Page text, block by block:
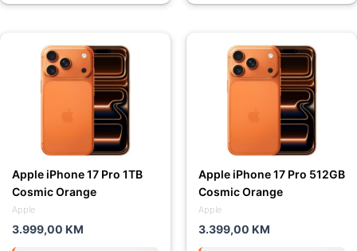
Apple
Apple iPhone 17 Pro 1TB
Cosmic Orange
3.999,00 KM
Apple
Apple iPhone 17 Pro 512GB
Cosmic Orange
3.399,00 KM